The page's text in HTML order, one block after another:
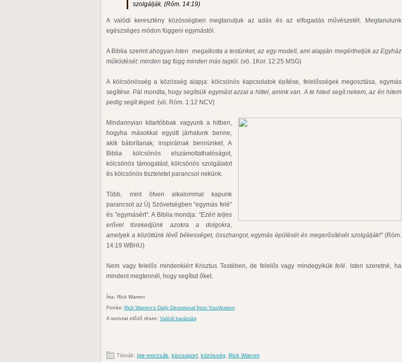
szolgálják. (Róm. 14:19)
A valódi keresztény közösségben megtanuljuk az adás és az elfogadás művészetét. Megtanulunk
egészséges módon függeni egymástól.
A Biblia szerintahogyan Isten megalkotta a testünket, az egy modell, ami alapján megérthetjük az Egyház
működését: minden tag függ minden más tagtól. (vö. 1Kor. 12:25 MSG)
A kölcsönösség a közösség alapja: kölcsönös kapcsolatok építése, felelősségek megosztása, egymás
segítése. Pál mondta, hogysegítsük egymást azzal a hittel, amink van. A te hited segít nekem, az én hitem
pedig segít téged. (vö. Róm. 1:12 NCV)
Mindannyian kitartóbbak vagyunk a hitben,
hogyha másokkal együtt járhatunk benne,
akik bátorítanak, inspirálnak bennünket. A
Biblia kölcsönös elszámoltathatóságot,
kölcsönös támogatást, kölcsönös szolgálatot
és kölcsönös tiszteletet parancsol nekünk.
Több, mint ötven alkalommal kapunk
parancsot az Új Szövetségben "egymás felé"
és "egymásért". A Biblia mondja: "Ezért teljes
erővel törekedjünk azokra a dolgokra,
amelyek a közöttünk lévő békességet, összhangot, egymás épülését és megerősítését szolgálják!"(Róm.
14:19 WBHU)
Nem vagy felelős mindenkiértKrisztus Testében, de felelős vagy mindegyikükfelé. Isten szeretné, ha
mindent megtennél, hogy segítsd őket.
Írta: Rick Warren
Forrás: Rick Warren's Daily Devotional from YouVersion
A sorozat előző része: Valódi barátság
Témák: Ige-morzsák kiscsoport közösség Rick Warren